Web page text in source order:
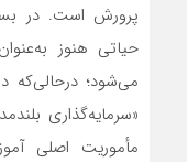
پرورش است. در
حیاتی هنوز
می‌شود؛ درحالی‌که
«سرمایه‌گذاری
مأموریت اصلی